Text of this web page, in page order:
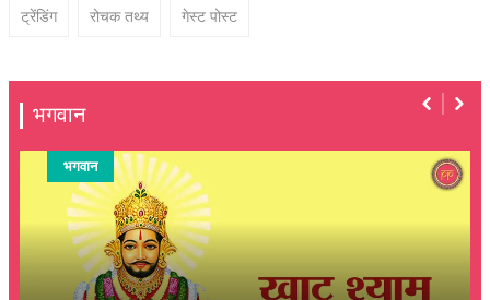
ट्रेंडिंग रोचक तथ्य गेस्ट पोस्ट
भगवान
भगवान